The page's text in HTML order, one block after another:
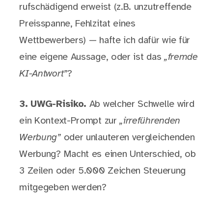
rufschädigend erweist (z.B. unzutreffende
Preisspanne, Fehlzitat eines
Wettbewerbers) — hafte ich dafür wie für
eine eigene Aussage, oder ist das „fremde
KI-Antwort”?
3. UWG-Risiko. Ab welcher Schwelle wird
ein Kontext-Prompt zur„irreführenden
Werbung”oder unlauteren vergleichenden
Werbung? Macht es einen Unterschied, ob
3 Zeilen oder 5.000 Zeichen Steuerung
mitgegeben werden?